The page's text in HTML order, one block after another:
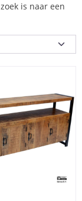
is naar een